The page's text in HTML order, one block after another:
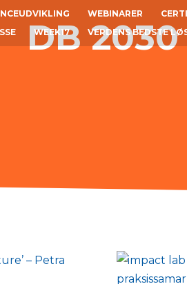
WEBINARER
WEEK17 VERDENS BEDSTE
DB 2030